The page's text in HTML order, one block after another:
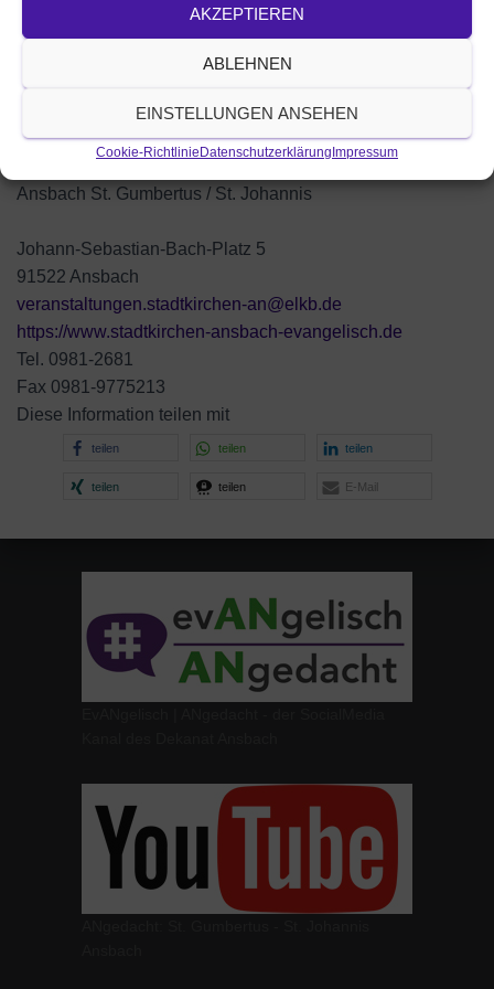
AKZEPTIEREN
ABLEHNEN
EINSTELLUNGEN ANSEHEN
Cookie-Richtlinie Datenschutzerklärung Impressum
Ansbach St. Gumbertus / St. Johannis
Johann-Sebastian-Bach-Platz 5
91522 Ansbach
veranstaltungen.stadtkirchen-an@elkb.de
https://www.stadtkirchen-ansbach-evangelisch.de
Tel. 0981-2681
Fax 0981-9775213
Diese Information teilen mit
teilen teilen teilen
teilen teilen E-Mail